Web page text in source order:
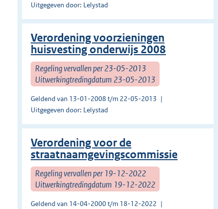
Uitgegeven door: Lelystad
Verordening voorzieningen
huisvesting onderwijs 2008
Regeling vervallen per 23-05-2013
Uitwerkingtredingdatum 23-05-2013
Geldend van 13-01-2008 t/m 22-05-2013
Uitgegeven door: Lelystad
Verordening voor de
straatnaamgevingscommissie
Regeling vervallen per 19-12-2022
Uitwerkingtredingdatum 19-12-2022
Geldend van 14-04-2000 t/m 18-12-2022